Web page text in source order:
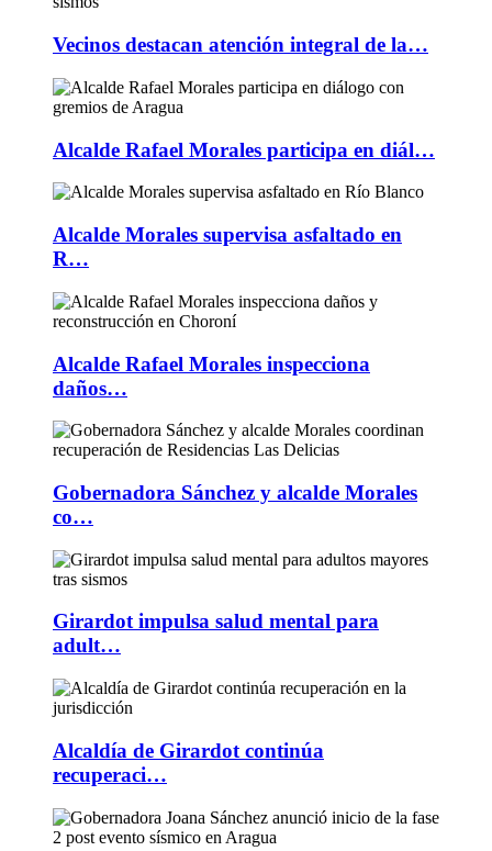
Vecinos destacan atención integral de la…
Alcalde Rafael Morales participa en diál…
Alcalde Morales supervisa asfaltado en
R…
Alcalde Rafael Morales inspecciona
daños…
Gobernadora Sánchez y alcalde Morales
co…
Girardot impulsa salud mental para
adult…
Alcaldía de Girardot continúa
recuperaci…